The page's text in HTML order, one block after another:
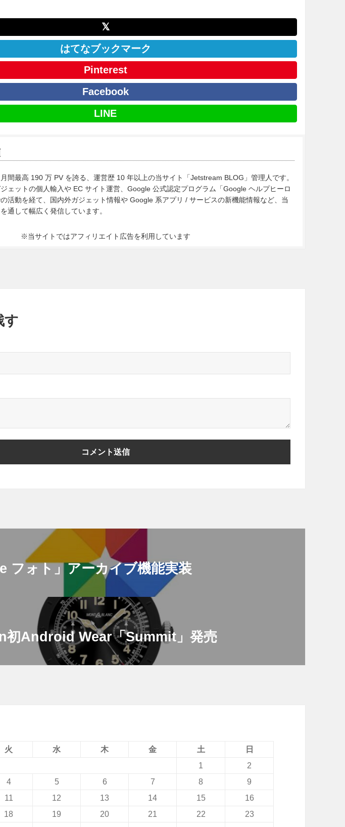
𝕏
はてなブックマーク
Pinterest
Facebook
LINE
間最高 190 万 PV を誇る、運営歴 10 年以上の当サイト「Jetstream BLOG」管理人です。
ェットの個人輸入や EC サイト運営、Google 公式認定プログラム「Google ヘルプヒーロ
活動を経て、国内外ガジェット情報や Google 系アプリ / サービスの新機能情報など、当
通して幅広く発信しています。
※当サイトではアフィリエイト広告を利用しています
す
フォト」アーカイブ機能実装
初Android Wear「Summit」発売
火 水 木 金 土
日
1
2
4 5 6 7 8
9
11 12 13 14 15
16
18 19 20 21 22
23